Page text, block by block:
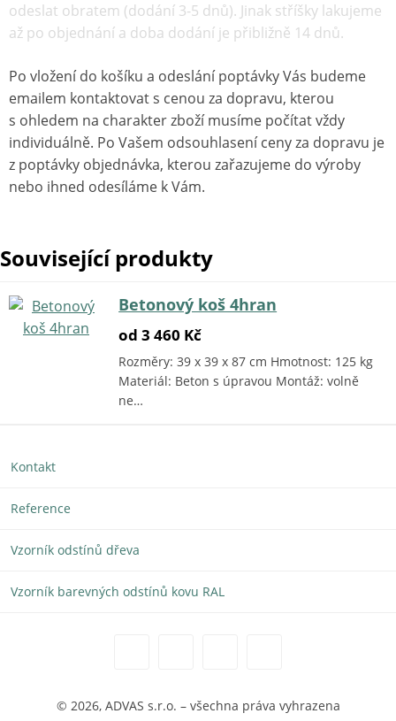
odeslat obratem (dodání 3-5 dnů). Jinak stříšky lakujeme
až po objednání a doba dodání je přibližně 14 dnů.
Po vložení do košíku a odeslání poptávky Vás budeme
emailem kontaktovat s cenou za dopravu, kterou
s ohledem na charakter zboží musíme počítat vždy
individuálně. Po Vašem odsouhlasení ceny za dopravu je
z poptávky objednávka, kterou zařazujeme do výroby
nebo ihned odesíláme k Vám.
Související produkty
Betonový koš 4hran
od 3 460 Kč
Rozměry: 39 x 39 x 87 cm Hmotnost: 125 kg
Materiál: Beton s úpravou Montáž: volně
ne…
Kontakt
Reference
Vzorník odstínů dřeva
Vzorník barevných odstínů kovu RAL
© 2026, ADVAS s.r.o. – všechna práva vyhrazena